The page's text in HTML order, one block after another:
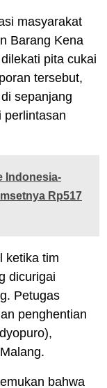
masyarakat
Barang Kena
pita cukai
tersebut,
sepanjang
perlintasan
Indonesia-
Rp517
ketika tim
dicurigai
Petugas
penghentian
bahwa